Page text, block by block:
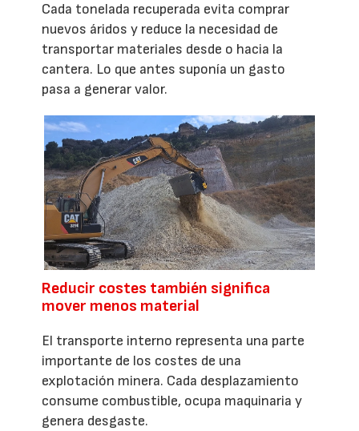
Cada tonelada recuperada evita comprar
nuevos áridos y reduce la necesidad de
transportar materiales desde o hacia la
cantera. Lo que antes suponía un gasto
pasa a generar valor.
Reducir costes también significa
mover menos material
El transporte interno representa una parte
importante de los costes de una
explotación minera. Cada desplazamiento
consume combustible, ocupa maquinaria y
genera desgaste.